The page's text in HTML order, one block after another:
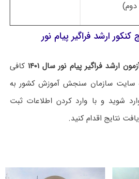
ارشد فراگیر پیام نور
ارشد فراگیر پیام نور سال ۱۴۰۱
کافی
سایت سازمان سنجش آموزش کشور به
شوید و با وارد کردن اطلاعات ثبت
نتایج اقدام کنید.